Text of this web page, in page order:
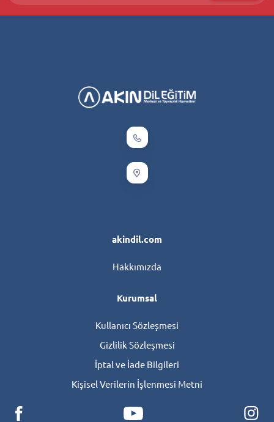
akindil.com
Hakkımızda
Kurumsal
Kullanıcı Sözleşmesi
Gizlilik Sözleşmesi
İptal ve İade Bilgileri
Kişisel Verilerin İşlenmesi Metni